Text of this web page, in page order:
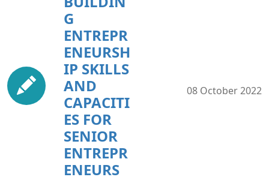
G
ENTREPR
ENEURSH
IP SKILLS
AND
CAPACITI
ES FOR
SENIOR
ENTREPR
ENEURS
08 October 2022